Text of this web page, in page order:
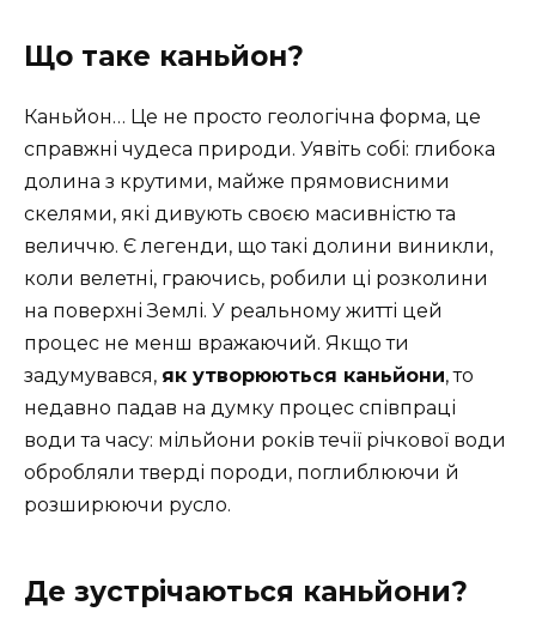
Що таке каньйон?
Каньйон… Це не просто геологічна форма, це
справжні чудеса природи. Уявіть собі: глибока
долина з крутими, майже прямовисними
скелями, які дивують своєю масивністю та
величчю. Є легенди, що такі долини виникли,
коли велетні, граючись, робили ці розколини
на поверхні Землі. У реальному житті цей
процес не менш вражаючий. Якщо ти
задумувався, як утворюються каньйони, то
недавно падав на думку процес співпраці
води та часу: мільйони років течії річкової води
обробляли тверді породи, поглиблюючи й
розширюючи русло.
Де зустрічаються каньйони?